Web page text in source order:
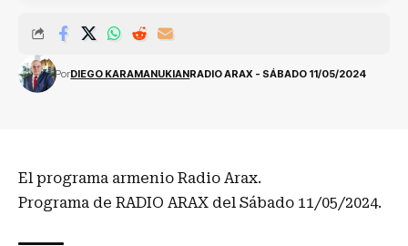
PorDIEGO KARAMANUKIANRADIO ARAX - SÁBADO 11/05/2024
El programa armenio Radio Arax.
Programa de RADIO ARAX del Sábado 11/05/2024.